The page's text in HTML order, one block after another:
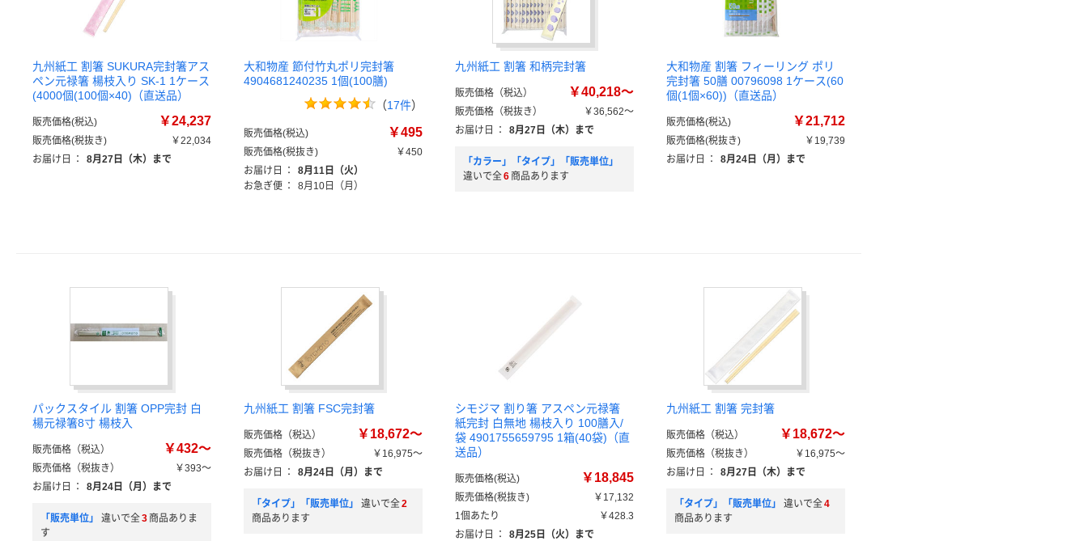
九州紙工 割箸 SUKURA完封箸アス
ペン元禄箸 楊枝入り SK-1 1ケース
(4000個(100個×40)（直送品）
販売価格(税込) ￥24,237
販売価格(税抜き)
￥22,034
お届け日
： 8月27日（木）まで
大和物産 節付竹丸ポリ完封箸
4904681240235 1個(100膳)
（17件）
販売価格(税込) ￥495
販売価格(税抜き)
￥450
お届け日
：
8月11日（火）
お急ぎ便 ： 8月10日（月）
九州紙工 割箸 和柄完封箸
販売価格（税込） ￥40,218～
販売価格（税抜き）
￥36,562～
お届け日
： 8月27日（木）まで
「カラー」「タイプ」「販売単位」
違いで全6 商品あります
大和物産 割箸 フィーリング ポリ
完封箸 50膳 00796098 1ケース(60
個(1個×60))（直送品）
販売価格(税込) ￥21,712
販売価格(税抜き)
￥19,739
お届け日
： 8月24日（月）まで
パックスタイル 割箸 OPP完封 白
楊元禄箸8寸 楊枝入
販売価格（税込） ￥432～
販売価格（税抜き）
￥393～
お届け日
： 8月24日（月）まで
「販売単位」 違いで全3 商品ありま
す
九州紙工 割箸 FSC完封箸
販売価格（税込） ￥18,672～
販売価格（税抜き）
￥16,975～
お届け日
： 8月24日（月）まで
「タイプ」「販売単位」 違いで全2
商品あります
シモジマ 割り箸 アスペン元禄箸
紙完封 白無地 楊枝入り 100膳入/
袋 4901755659795 1箱(40袋)（直
送品）
販売価格(税込) ￥18,845
販売価格(税抜き)
￥17,132
1個あたり
￥428.3
お届け日
： 8月25日（火）まで
九州紙工 割箸 完封箸
販売価格（税込） ￥18,672～
販売価格（税抜き）
￥16,975～
お届け日
： 8月27日（木）まで
「タイプ」「販売単位」 違いで全4
商品あります